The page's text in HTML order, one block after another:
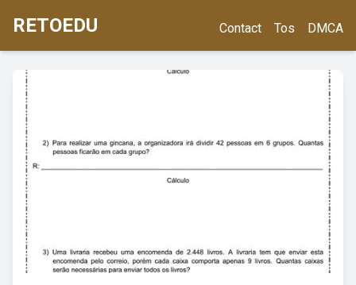
RETOEDU Contact Tos DMCA